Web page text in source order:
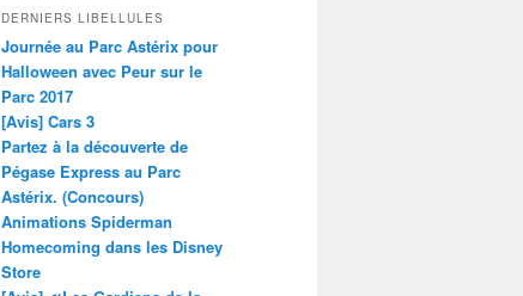
DERNIERS LIBELLULES
Journée au Parc Astérix pour
Halloween avec Peur sur le
Parc 2017
[Avis] Cars 3
Partez à la découverte de
Pégase Express au Parc
Astérix. (Concours)
Animations Spiderman
Homecoming dans les Disney
Store